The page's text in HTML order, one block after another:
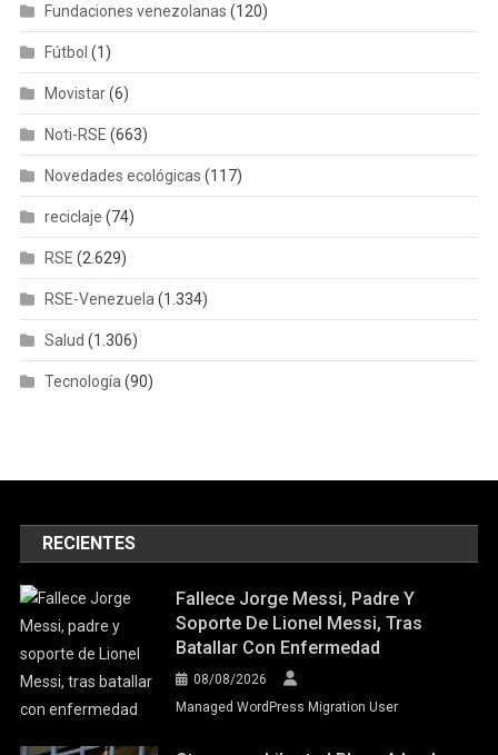
Fundaciones venezolanas (120)
Fútbol (1)
Movistar(6)
Noti-RSE (663)
Novedades ecológicas (117)
reciclaje (74)
RSE (2.629)
RSE-Venezuela (1.334)
Salud (1.306)
Tecnología (90)
RECIENTES
Fallece Jorge Messi, Padre Y
Soporte De Lionel Messi, Tras
Batallar Con Enfermedad
08/08/2026
Managed WordPress Migration User